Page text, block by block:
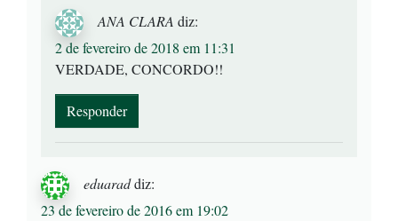
ANA CLARA diz:
2 de fevereiro de 2018 em 11:31
VERDADE, CONCORDO!!
Responder
eduaraddiz:
23 de fevereiro de 2016 em 19:02